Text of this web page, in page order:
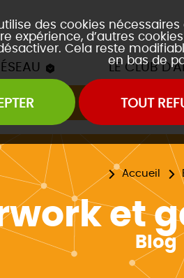
des cookies
expérience, d’autres
Cela reste
en bas de
TOUT
LE CLUB
mâchons du Club
event's "À la découverte de..."
Accueil
et
Blog